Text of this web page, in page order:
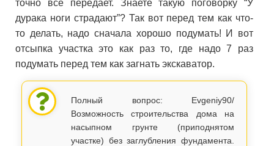
точно все передает. Знаете такую поговорку “У
дурака ноги страдают”? Так вот перед тем как что-
то делать, надо сначала хорошо подумать! И вот
отсыпка участка это как раз то, где надо 7 раз
подумать перед тем как загнать экскаватор.
Полный вопрос: Evgeniy90/
Возможность строительства дома на
насыпном грунте (приподнятом
участке) без заглубления фундамента.